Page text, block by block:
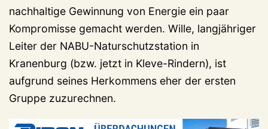
nachhaltige Gewinnung von Energie ein paar
Kompromisse gemacht werden. Wille, langjähriger
Leiter der NABU-Naturschutzstation in
Kranenburg (bzw. jetzt in Kleve-Rindern), ist
aufgrund seines Herkommens eher der ersten
Gruppe zuzurechnen.